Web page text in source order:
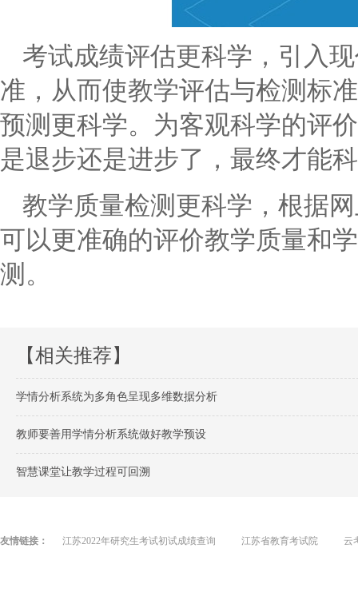
考试成绩评估更科学，引入
准，从而使教学评估与检测标
预测更科学。为客观科学的评
是退步还是进步了，最终才能
教学质量检测更科学，根据
可以更准确的评价教学质量和
测。
【相关推荐】
学情分析系统为多角色呈现多维数据分析
教师要善用学情分析系统做好教学预设
智慧课堂让教学过程可回溯
友情链接： 江苏2022年研究生考试初试成绩查询 江苏省教育考试院 云